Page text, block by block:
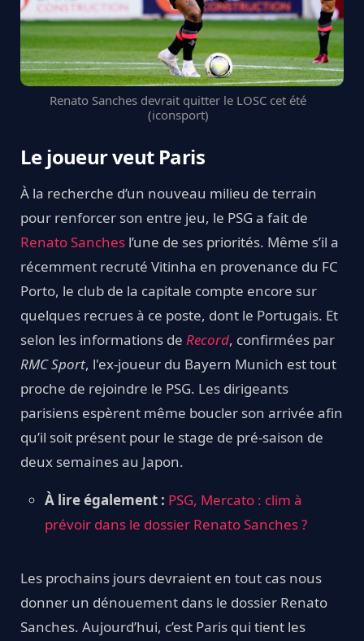
Renato Sanches devrait quitter le LOSC cet été
(iconsport)
Le joueur veut Paris
À la recherche d’un nouveau milieu de terrain
pour renforcer son entre jeu, le PSG a fait de
Renato Sanches l’une de ses priorités. Même s’il a
récemment recruté Vitinha en provenance du FC
Porto, le club de la capitale compte encore sur
quelques recrues à ce poste, dont le Portugais. Et
selon les informations de Record, confirmées par
RMC Sport, l'ex-joueur du Bayern Munich est tout
proche de rejoindre le PSG. Les dirigeants
parisiens espèrent même boucler son arrivée afin
qu’il soit présent pour le stage de pré-saison de
deux semaines au Japon.
À lire également : PSG, Mercato : clim à
prévoir dans le dossier Renato Sanches ?
Les prochains jours devraient en tout cas nous
donner un dénouement dans le dossier Renato
Sanches. Aujourd’hui, c’est Paris qui tient les